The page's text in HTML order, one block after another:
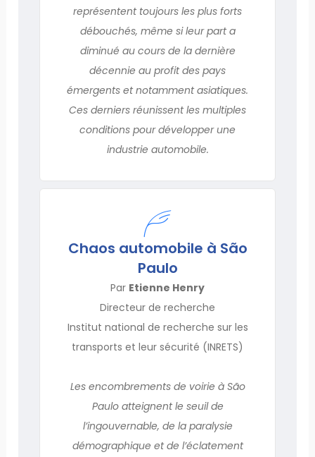
représentent toujours les plus forts
débouchés, même si leur part a
diminué au cours de la dernière
décennie au profit des pays
émergents et notamment asiatiques.
Ces derniers réunissent les multiples
conditions pour développer une
industrie automobile.
Chaos automobile à São
Paulo
Par Etienne Henry
Directeur de recherche
Institut national de recherche sur les
transports et leur sécurité (INRETS)
Les encombrements de voirie à São
Paulo atteignent le seuil de
l’ingouvernable, de la paralysie
démographique et de l’éclatement